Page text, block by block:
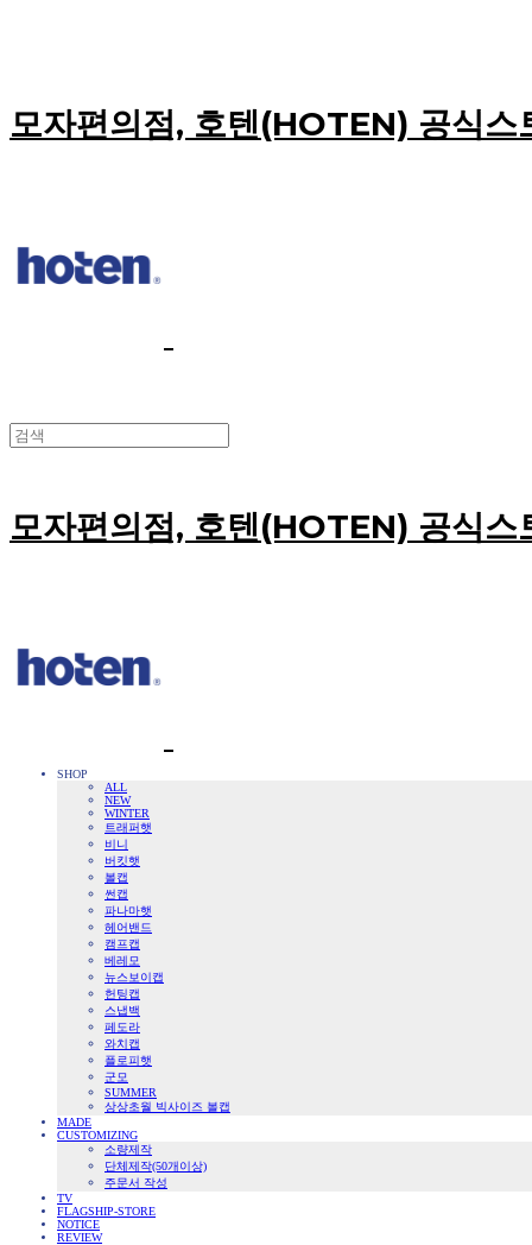
모자편의점, 호텐(HOTEN) 공식스
모자편의점, 호텐(HOTEN) 공식스
SHOP
ALL
NEW
WINTER
트래퍼햇
비니
버킷햇
볼캡
썬캡
파나마햇
헤어밴드
캠프캡
베레모
뉴스보이캡
헌팅캡
스냅백
페도라
와치캡
플로피햇
군모
SUMMER
상상초월 빅사이즈 볼캡
MADE
CUSTOMIZING
소량제작
단체제작(50개이상)
주문서 작성
TV
FLAGSHIP-STORE
NOTICE
REVIEW